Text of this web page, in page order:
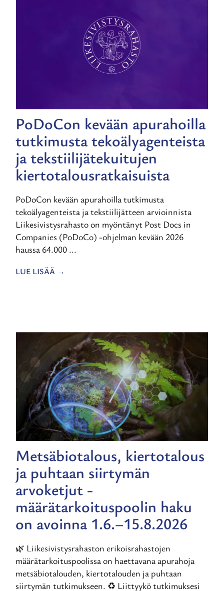
PoDoCon kevään apurahoilla
tutkimusta tekoälyagenteista
ja tekstiilijätekuitujen
kiertotalousratkaisuista
PoDoCon kevään apurahoilla tutkimusta
tekoälyagenteista ja tekstiilijätteen arvioinnista
Liikesivistysrahasto on myöntänyt Post Docs in
Companies (PoDoCo) -ohjelman kevään 2026
haussa 64.000 ...
LUE LISÄÄ
Metsäbiotalous, kiertotalous
ja puhtaan siirtymän
arvoketjut -
määrätarkoituspoolin haku
on avoinna 1.6.–15.8.2026
🌿 Liikesivistysrahaston erikoisrahastojen
määrätarkoituspoolissa on haettavana apurahoja
metsäbiotalouden, kiertotalouden ja puhtaan
siirtymän tutkimukseen. ♻️ Liittyykö tutkimuksesi